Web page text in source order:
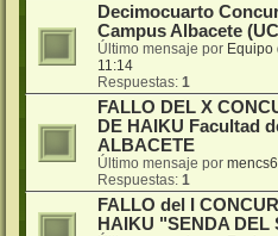
Decimocuarto
Campus Albacete
Último mensaje por Equipo
11:14
Respuestas: 1
FALLO DEL X
DE HAIKU Facultad
ALBACETE
Último mensaje por mencs6
Respuestas: 1
FALLO del I
HAIKU "SENDA DEL